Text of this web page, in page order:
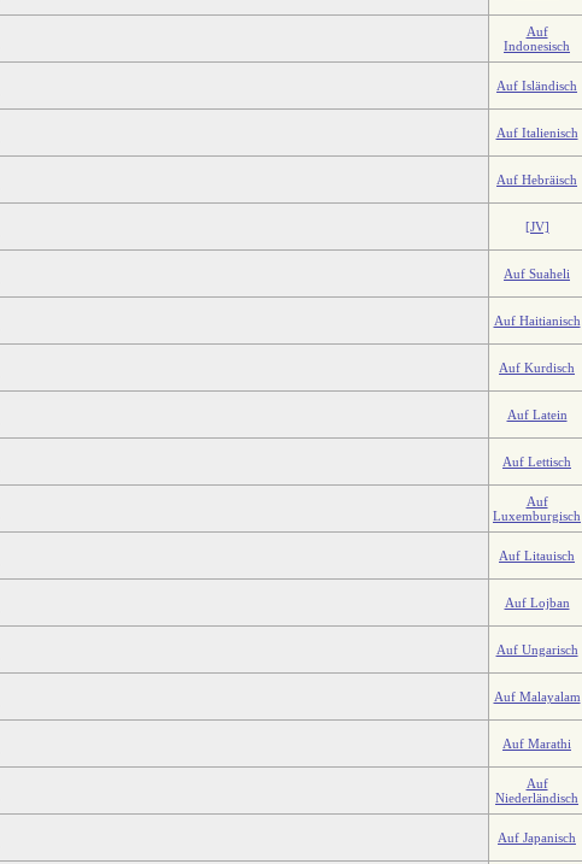
Auf
Indonesisch
Auf Isländisch
Auf Italienisch
Auf Hebräisch
[JV]
Auf Suaheli
Auf Haitianisch
Auf Kurdisch
Auf Latein
Auf Lettisch
Auf
Luxemburgisch
Auf Litauisch
Auf Lojban
Auf Ungarisch
Auf Malayalam
Auf Marathi
Auf
Niederländisch
Auf Japanisch